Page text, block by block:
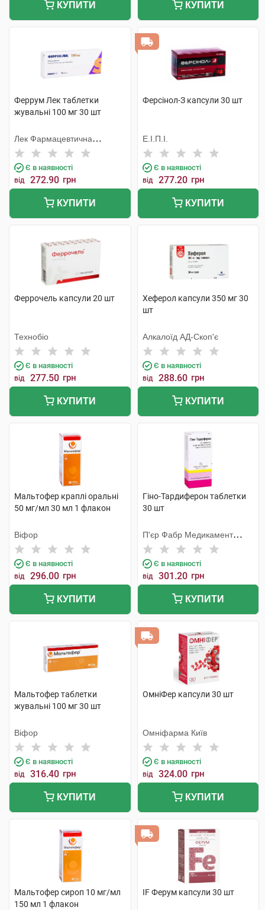
КУПИТИ КУПИТИ
Феррум Лек таблетки
жувальні 100 мг 30 шт
Лек Фармацевтична
компанія
Є в наявності
від 272.90 грн
КУПИТИ
Ферсінол-З капсули 30 шт
Е.І.П.І.
Є в наявності
від 277.20 грн
КУПИТИ
Феррочель капсули 20 шт
Технобіо
Є в наявності
від 277.50 грн
КУПИТИ
Хеферол капсули 350 мг 30
шт
Алкалоїд АД-Скоп'є
Є в наявності
від 288.60 грн
КУПИТИ
Мальтофер краплі оральні
50 мг/мл 30 мл 1 флакон
Віфор
Є в наявності
від 296.00 грн
КУПИТИ
Гіно-Тардиферон таблетки
30 шт
П'єр Фабр Медикамент
Продакшн
Є в наявності
від 301.20 грн
КУПИТИ
Мальтофер таблетки
жувальні 100 мг 30 шт
Віфор
Є в наявності
від 316.40 грн
КУПИТИ
ОмніФер капсули 30 шт
Омніфарма Київ
Є в наявності
від 324.00 грн
КУПИТИ
Мальтофер сироп 10 мг/мл
150 мл 1 флакон
IF Ферум капсули 30 шт